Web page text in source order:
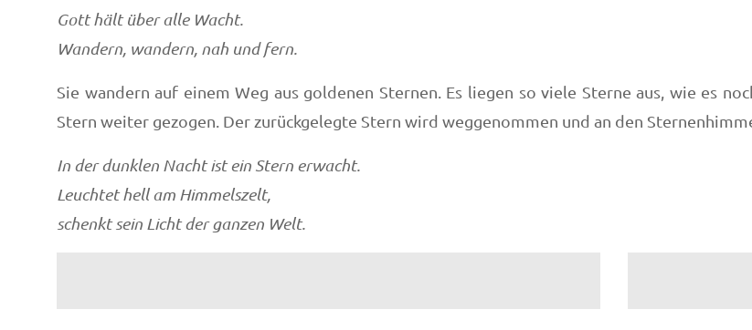
Gott hält über alle Wacht.
Wandern, wandern, nah und fern.
Sie wandern auf einem Weg aus goldenen Sternen. Es liegen so viele Sterne aus, wie es
Stern weiter gezogen. Der zurückgelegte Stern wird weggenommen und an den
In der dunklen Nacht ist ein Stern erwacht.
Leuchtet hell am Himmelszelt,
schenkt sein Licht der ganzen Welt.